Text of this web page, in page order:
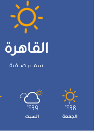
القاهرة
سماء صافية
38
℃
الجمعة
39
℃
السبت